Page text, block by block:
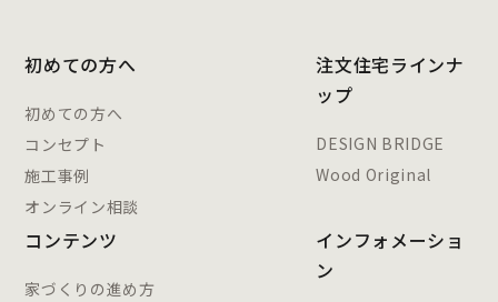
初めての方へ
初めての方へ
コンセプト
施工事例
オンライン相談
注文住宅ラインナ
ップ
DESIGN BRIDGE
Wood Original
コンテンツ
家づくりの進め方
インフォメーショ
ン